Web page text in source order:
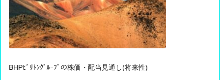
BHPﾋﾞﾘﾄﾝｸﾞﾙｰﾌﾟの株価・配当見通し(将来性)